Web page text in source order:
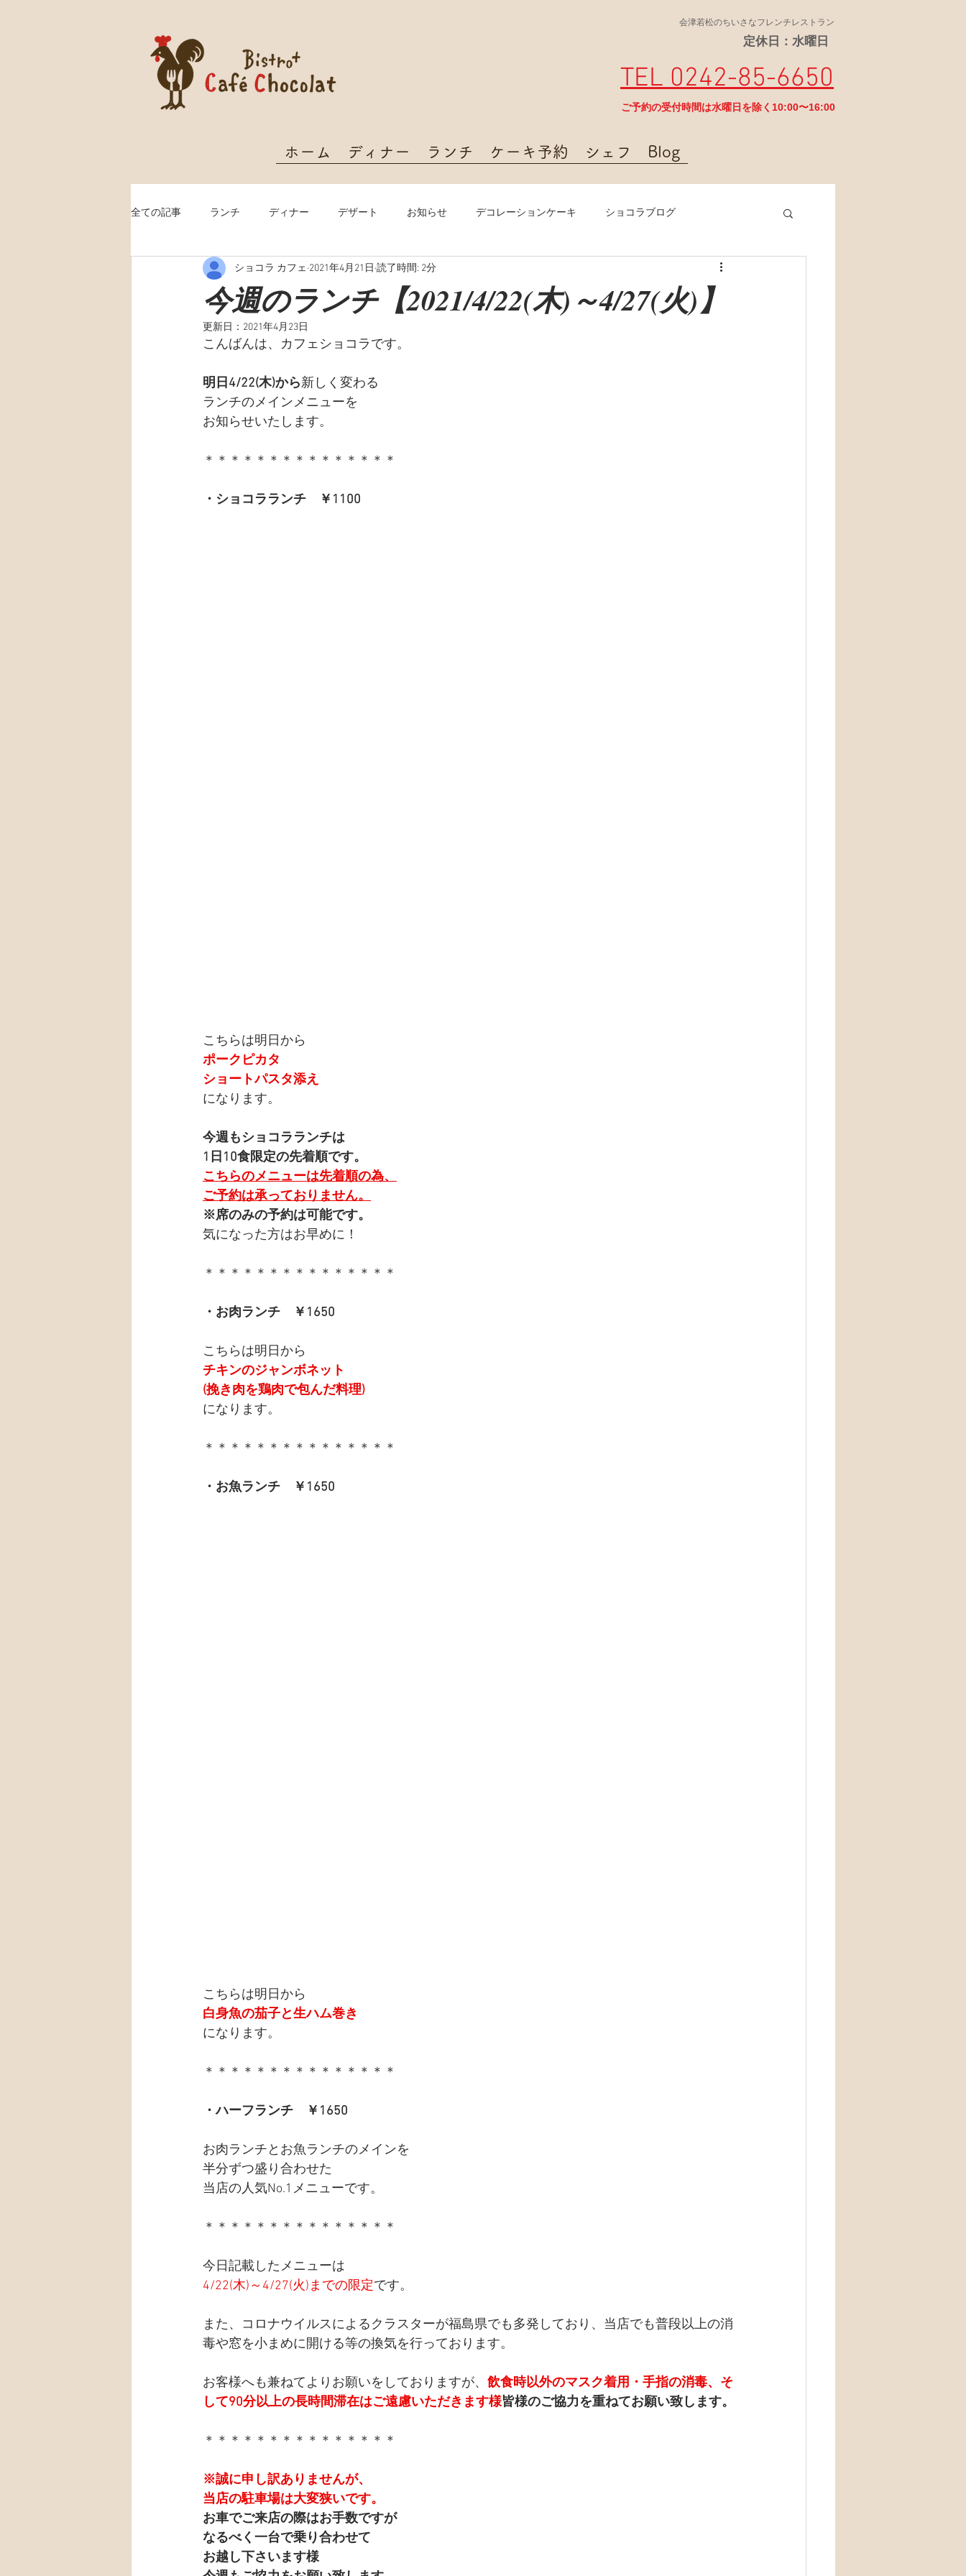
会津若松のちいさなフレンチレストラン
定休日：水曜日
TEL 0242-85-6650
​ご予約の受付時間は水曜日を除く10:00〜16:00
ホーム ディナー ランチ ケーキ予約 シェフ Blog
全ての記事 ランチ ディナー デザート お知らせ デコレーションケーキ ショコラブログ
クリスマス予約
今週のランチ【2021/4/22(木)～4/27(火)】
ショコラ カフェ 2021年4月21日 読了時間: 2分
更新日： 2021年4月23日
こんばんは、カフェショコラです。
明日4/22(木)から新しく変わる
ランチのメインメニューを
お知らせいたします。
＊＊＊＊＊＊＊＊＊＊＊＊＊＊＊
・ショコラランチ　￥1100
こちらは明日から
ポークピカタ
ショートパスタ添え
になります。
今週もショコラランチは
1日10食限定の先着順です。
こちらのメニューは先着順の為、
ご予約は承っておりません。
※席のみの予約は可能です。
気になった方はお早めに！
＊＊＊＊＊＊＊＊＊＊＊＊＊＊＊
・お肉ランチ　￥1650
こちらは明日から
チキンのジャンボネット
(挽き肉を鶏肉で包んだ料理)
になります。
＊＊＊＊＊＊＊＊＊＊＊＊＊＊＊
・お魚ランチ　￥1650
こちらは明日から
白身魚の茄子と生ハム巻き
になります。
＊＊＊＊＊＊＊＊＊＊＊＊＊＊＊
・ハーフランチ　￥1650
お肉ランチとお魚ランチのメインを
半分ずつ盛り合わせた
当店の人気No.1メニューです。
＊＊＊＊＊＊＊＊＊＊＊＊＊＊＊
今日記載したメニューは
4/22(木)～4/27(火)までの限定です。
また、コロナウイルスによるクラスターが福島県でも多発しており、当店でも普段以上の消
毒や窓を小まめに開ける等の換気を行っております。
お客様へも兼ねてよりお願いをしておりますが、 飲食時以外のマスク着用・手指の消毒、そ
して90分以上の長時間滞在はご遠慮いただきます様皆様のご協力を重ねてお願い致します。
＊＊＊＊＊＊＊＊＊＊＊＊＊＊＊
※誠に申し訳ありませんが、
当店の駐車場は大変狭いです。
お車でご来店の際はお手数ですが
なるべく一台で乗り合わせて
お越し下さいます様